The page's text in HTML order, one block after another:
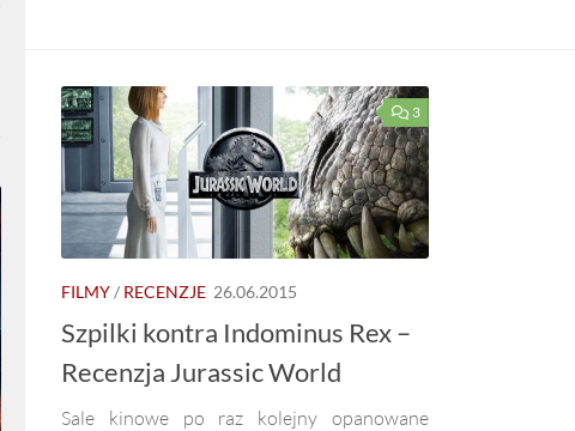
3
FILMY/ RECENZJE 26.06.2015
Szpilki kontra Indominus Rex –
Recenzja Jurassic World
Sale kinowe po raz kolejny opanowane